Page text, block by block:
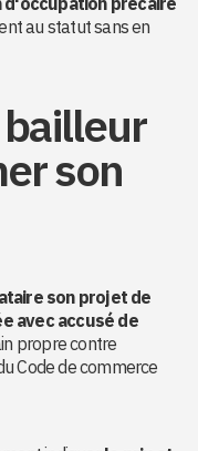
au statut sans en
son
son projet de
avec accusé de
propre contre
Code de commerce